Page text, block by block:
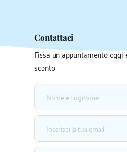
Contattaci
Fissa un appuntamento
sconto